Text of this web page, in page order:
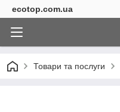
ecotop.com.ua
Товари та послуги